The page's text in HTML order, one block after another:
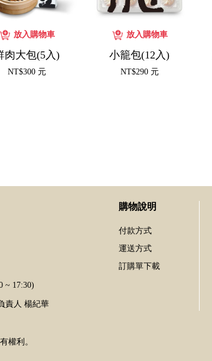
肉大包(5入)
NT$300 元
小籠包(12入)
NT$290 元
購物說明
付款方式
運送方式
訂購單下載
~ 17:30)
責人 楊紀華
權利。